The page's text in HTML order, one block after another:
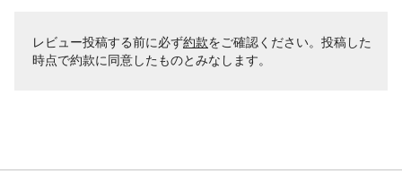
レビュー投稿する前に必ず約款をご確認ください。投稿した
時点で約款に同意したものとみなします。